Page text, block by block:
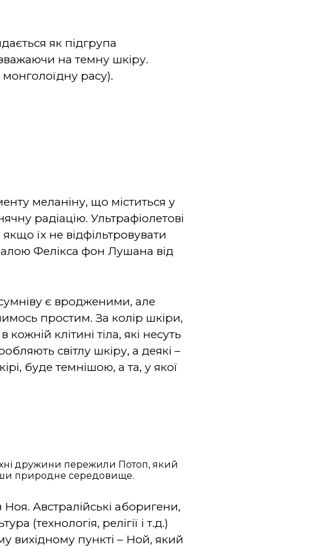
як підгрупа
на темну шкіру.
расу).
меланіну, що міститься у
радіацію. Ультрафіолетові
їх не відфільтровувати
Фелікса фон Лушана від
є вродженими, але
простим. За колір шкіри,
клітині тіла, які несуть
світлу шкіру, а деякі –
буде темнішою, а та, у якої
дружини пережили Потоп, який
природне середовище.
Ноя. Австралійські аборигени,
(технологія, релігії і т.д.)
вихідному пункті – Ной, який